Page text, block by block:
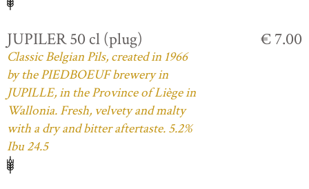
JUPILER 50 cl (plug)
Classic Belgian Pils, created in 1966
by the PIEDBOEUF brewery in
JUPILLE, in the Province of Liège in
Wallonia. Fresh, velvety and malty
with a dry and bitter aftertaste. 5.2%
Ibu 24.5
€ 7.00